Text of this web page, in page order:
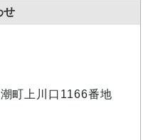
せ
町上川口1166番地